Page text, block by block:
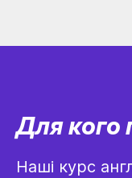
Для кого
Наші курс